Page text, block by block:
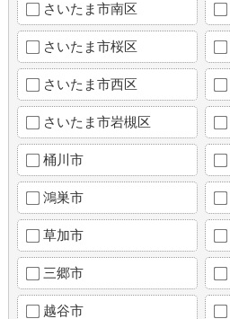
さいたま市南区
さいたま市桜区
さいたま市西区
さいたま市岩槻区
桶川市
鴻巣市
草加市
三郷市
越谷市